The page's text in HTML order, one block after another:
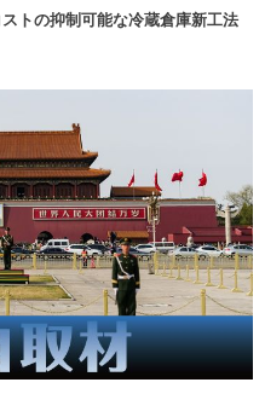
トの抑制可能な冷蔵倉庫新工法